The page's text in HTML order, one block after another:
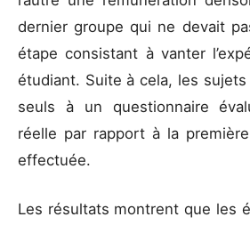
dernier groupe qui ne devait
étape consistant à vanter
étudiant. Suite à cela, les
seuls à un questionnaire
réelle par rapport à la
effectuée.
Les résultats montrent que les